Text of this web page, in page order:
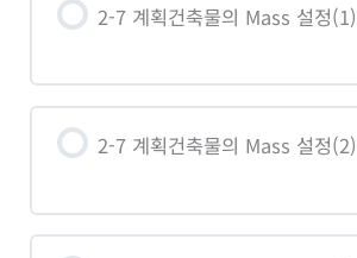
2-7 계획건축물의 Mass 설정(1)
2-7 계획건축물의 Mass 설정(2)